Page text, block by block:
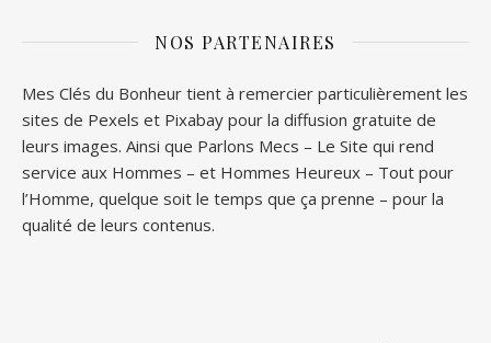
NOS PARTENAIRES
Mes Clés du Bonheur tient à remercier particulièrement les
sites de Pexels et Pixabay pour la diffusion gratuite de
leurs images. Ainsi que Parlons Mecs – Le Site qui rend
service aux Hommes – et Hommes Heureux – Tout pour
l’Homme, quelque soit le temps que ça prenne – pour la
qualité de leurs contenus.